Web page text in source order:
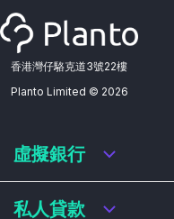
香港灣仔駱克道3號22樓
Planto Limited © 2026
虛擬銀行
虛擬銀行迎新優惠
私人貸款